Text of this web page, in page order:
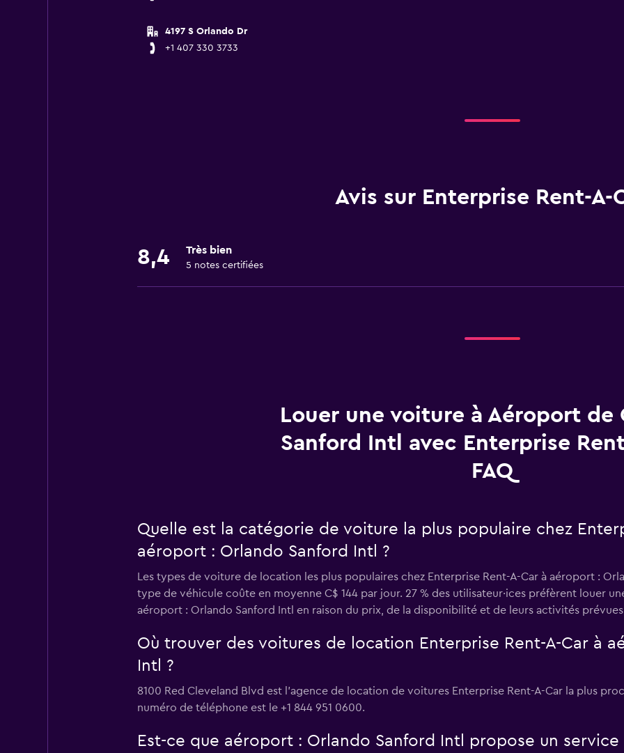
4197 S Orlando Dr
+1 407 330 3733
Avis sur Enterprise Rent-A-
8,4 Très bien
5 notes certifiées
Louer une voiture à Aéroport de
Sanford Intl avec Enterprise
FAQ
Quelle est la catégorie de voiture la plus populaire chez
aéroport : Orlando Sanford Intl ?
Les types de voiture de location les plus populaires chez Enterprise Rent-A-Car à aéroport :
type de véhicule coûte en moyenne C$ 144 par jour. 27 % des utilisateur·ices préfèrent louer
aéroport : Orlando Sanford Intl en raison du prix, de la disponibilité et de leurs activités
Où trouver des voitures de location Enterprise Rent-A-Car à
Intl ?
8100 Red Cleveland Blvd est l'agence de location de voitures Enterprise Rent-A-Car la plus
numéro de téléphone est le +1 844 951 0600.
Est-ce que aéroport : Orlando Sanford Intl propose un